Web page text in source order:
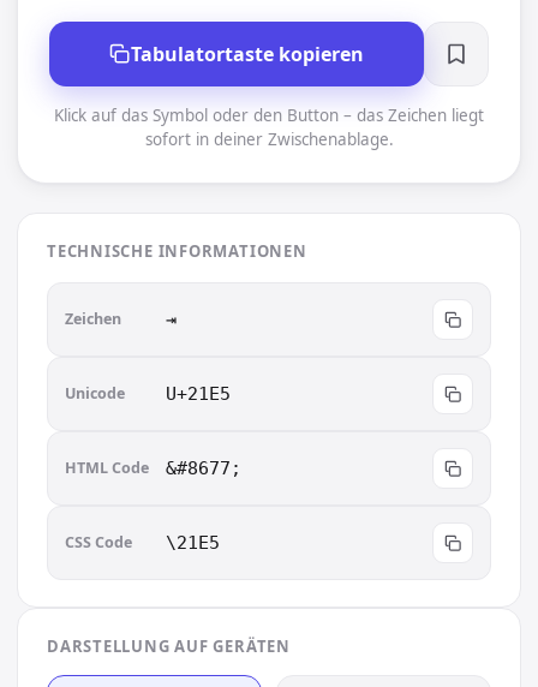
Tabulatortaste kopieren
Klick auf das Symbol oder den Button – das Zeichen liegt
sofort in deiner Zwischenablage.
TECHNISCHE INFORMATIONEN
Zeichen ⇥︎
Unicode U+21E5
HTML Code &#8677;
CSS Code \21E5
DARSTELLUNG AUF GERÄTEN